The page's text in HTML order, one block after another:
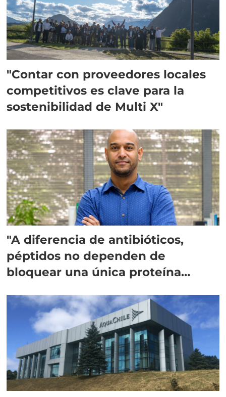
"Contar con proveedores locales
competitivos es clave para la
sostenibilidad de Multi X"
"A diferencia de antibióticos,
péptidos no dependen de
bloquear una única proteína